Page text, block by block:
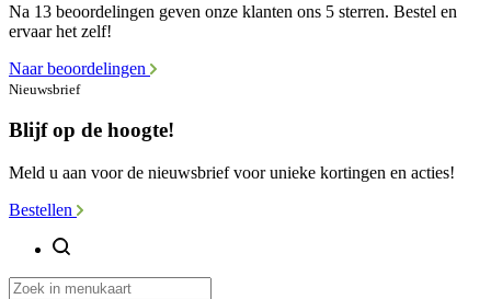
Na 13 beoordelingen geven onze klanten ons 5 sterren. Bestel en
ervaar het zelf!
Naar beoordelingen
Nieuwsbrief
Blijf op de hoogte!
Meld u aan voor de nieuwsbrief voor unieke kortingen en acties!
Bestellen